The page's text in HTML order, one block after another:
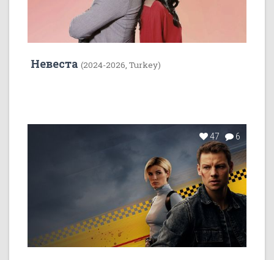
Невеста (2024-2026, Turkey)
47 6